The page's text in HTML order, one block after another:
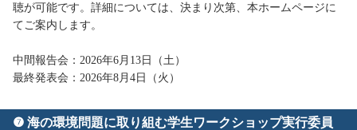
聴が可能です。詳細については、決まり次第、本ホームページに
てご案内します。
中間報告会：2026年6月13日（土）
最終発表会：2026年8月4日（火）
❼ 海の環境問題に取り組む学生ワークショップ実行委員